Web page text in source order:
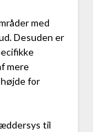
med
Desuden er
mere
for
til